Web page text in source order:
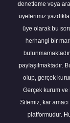
denetleme veya
üyelerimiz
üye olarak bu
herhangi bir
paylaşılmaktadır.
olup, gerçek
Gerçek kurum
Sitemiz, kar
platformudur.